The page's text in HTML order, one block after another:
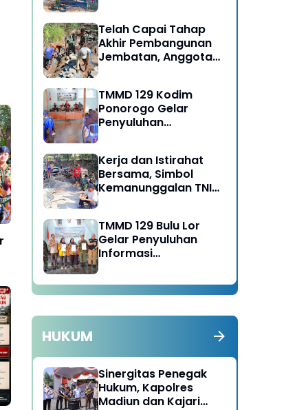
RTLH
Telah Capai Tahap
Akhir Pembangunan
Jembatan, Anggota
Jalan
TMMD 129 Kodim
Ponorogo Gelar
Penyuluhan
Kerja dan Istirahat
Bersama, Simbol
Kemanunggalan TNI
TMMD 129 Bulu Lor
Gelar Penyuluhan
Informasi
Fasilitas NIB SERGAPP
HUKUM
Sinergitas Penegak
Hukum, Kapolres
Madiun dan Kajari